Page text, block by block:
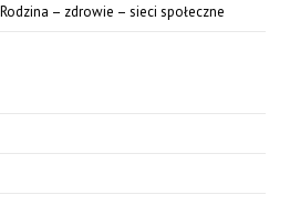
– zdrowie – sieci społeczne